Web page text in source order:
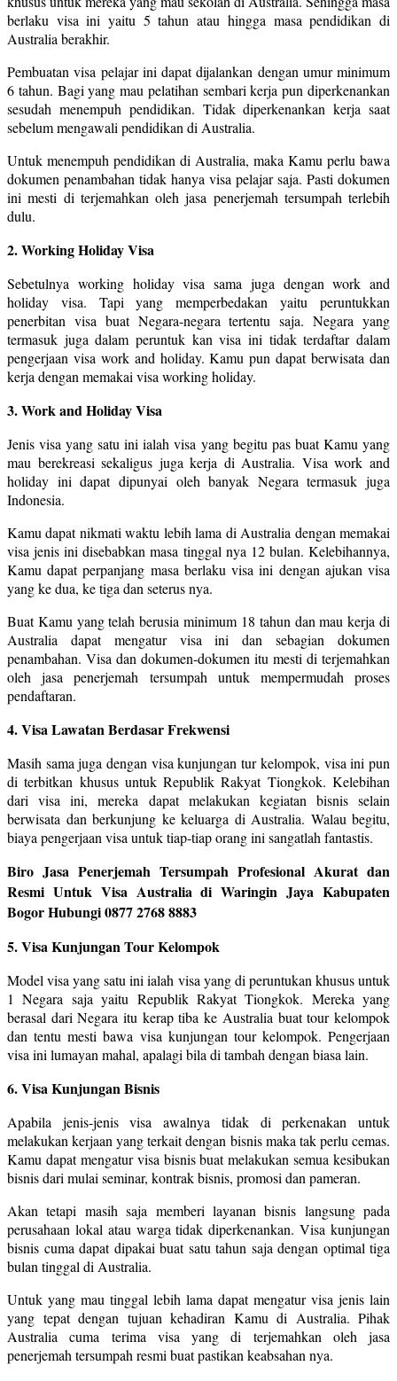
berlaku visa ini yaitu 5 tahun atau hingga masa pendidikan di
Australia berakhir.
Pembuatan visa pelajar ini dapat dijalankan dengan umur minimum
6 tahun. Bagi yang mau pelatihan sembari kerja pun diperkenankan
sesudah menempuh pendidikan. Tidak diperkenankan kerja saat
sebelum mengawali pendidikan di Australia.
Untuk menempuh pendidikan di Australia, maka Kamu perlu bawa
dokumen penambahan tidak hanya visa pelajar saja. Pasti dokumen
ini mesti di terjemahkan oleh jasa penerjemah tersumpah terlebih
dulu.
2. Working Holiday Visa
Sebetulnya working holiday visa sama juga dengan work and
holiday visa. Tapi yang memperbedakan yaitu peruntukkan
penerbitan visa buat Negara-negara tertentu saja. Negara yang
termasuk juga dalam peruntuk kan visa ini tidak terdaftar dalam
pengerjaan visa work and holiday. Kamu pun dapat berwisata dan
kerja dengan memakai visa working holiday.
3. Work and Holiday Visa
Jenis visa yang satu ini ialah visa yang begitu pas buat Kamu yang
mau berekreasi sekaligus juga kerja di Australia. Visa work and
holiday ini dapat dipunyai oleh banyak Negara termasuk juga
Indonesia.
Kamu dapat nikmati waktu lebih lama di Australia dengan memakai
visa jenis ini disebabkan masa tinggal nya 12 bulan. Kelebihannya,
Kamu dapat perpanjang masa berlaku visa ini dengan ajukan visa
yang ke dua, ke tiga dan seterus nya.
Buat Kamu yang telah berusia minimum 18 tahun dan mau kerja di
Australia dapat mengatur visa ini dan sebagian dokumen
penambahan. Visa dan dokumen-dokumen itu mesti di terjemahkan
oleh jasa penerjemah tersumpah untuk mempermudah proses
pendaftaran.
4. Visa Lawatan Berdasar Frekwensi
Masih sama juga dengan visa kunjungan tur kelompok, visa ini pun
di terbitkan khusus untuk Republik Rakyat Tiongkok. Kelebihan
dari visa ini, mereka dapat melakukan kegiatan bisnis selain
berwisata dan berkunjung ke keluarga di Australia. Walau begitu,
biaya pengerjaan visa untuk tiap-tiap orang ini sangatlah fantastis.
Biro Jasa Penerjemah Tersumpah Profesional Akurat dan
Resmi Untuk Visa Australia di Waringin Jaya Kabupaten
Bogor Hubungi 0877 2768 8883
5. Visa Kunjungan Tour Kelompok
Model visa yang satu ini ialah visa yang di peruntukan khusus untuk
1 Negara saja yaitu Republik Rakyat Tiongkok. Mereka yang
berasal dari Negara itu kerap tiba ke Australia buat tour kelompok
dan tentu mesti bawa visa kunjungan tour kelompok. Pengerjaan
visa ini lumayan mahal, apalagi bila di tambah dengan biasa lain.
6. Visa Kunjungan Bisnis
Apabila jenis-jenis visa awalnya tidak di perkenakan untuk
melakukan kerjaan yang terkait dengan bisnis maka tak perlu cemas.
Kamu dapat mengatur visa bisnis buat melakukan semua kesibukan
bisnis dari mulai seminar, kontrak bisnis, promosi dan pameran.
Akan tetapi masih saja memberi layanan bisnis langsung pada
perusahaan lokal atau warga tidak diperkenankan. Visa kunjungan
bisnis cuma dapat dipakai buat satu tahun saja dengan optimal tiga
bulan tinggal di Australia.
Untuk yang mau tinggal lebih lama dapat mengatur visa jenis lain
yang tepat dengan tujuan kehadiran Kamu di Australia. Pihak
Australia cuma terima visa yang di terjemahkan oleh jasa
penerjemah tersumpah resmi buat pastikan keabsahan nya.